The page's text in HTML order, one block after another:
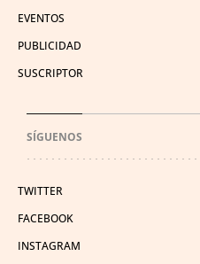
EVENTOS
PUBLICIDAD
SUSCRIPTOR
SÍGUENOS
TWITTER
FACEBOOK
INSTAGRAM